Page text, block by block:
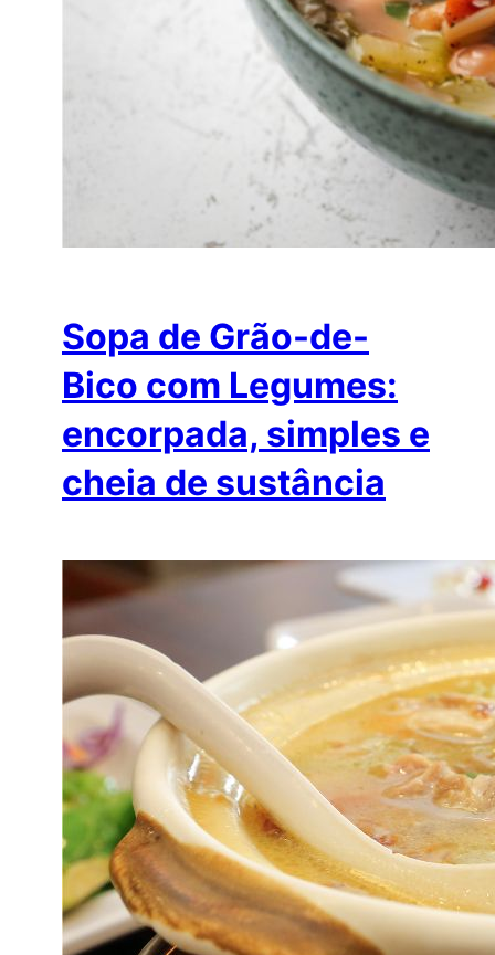
Sopa de Grão-de-
Bico com Legumes:
encorpada, simples e
cheia de sustância